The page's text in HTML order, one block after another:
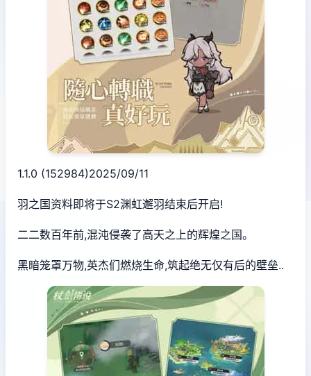
1.1.0 (152984)2025/09/11
羽之国资料即将于S2渊虹邂羽结束后开启!
二二数百年前,混沌侵袭了高天之上的辉煌之国。
黑暗笼罩万物,英杰们燃烧生命,筑起绝无仅有后的壁垒..